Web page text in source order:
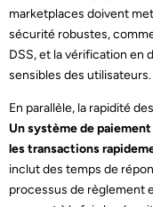
marketplaces doivent
sécurité robustes,
DSS, et la vérification en
sensibles des utilisateurs.
En parallèle, la rapidité
Un système de
les transactions
inclut des temps de
processus de règlement